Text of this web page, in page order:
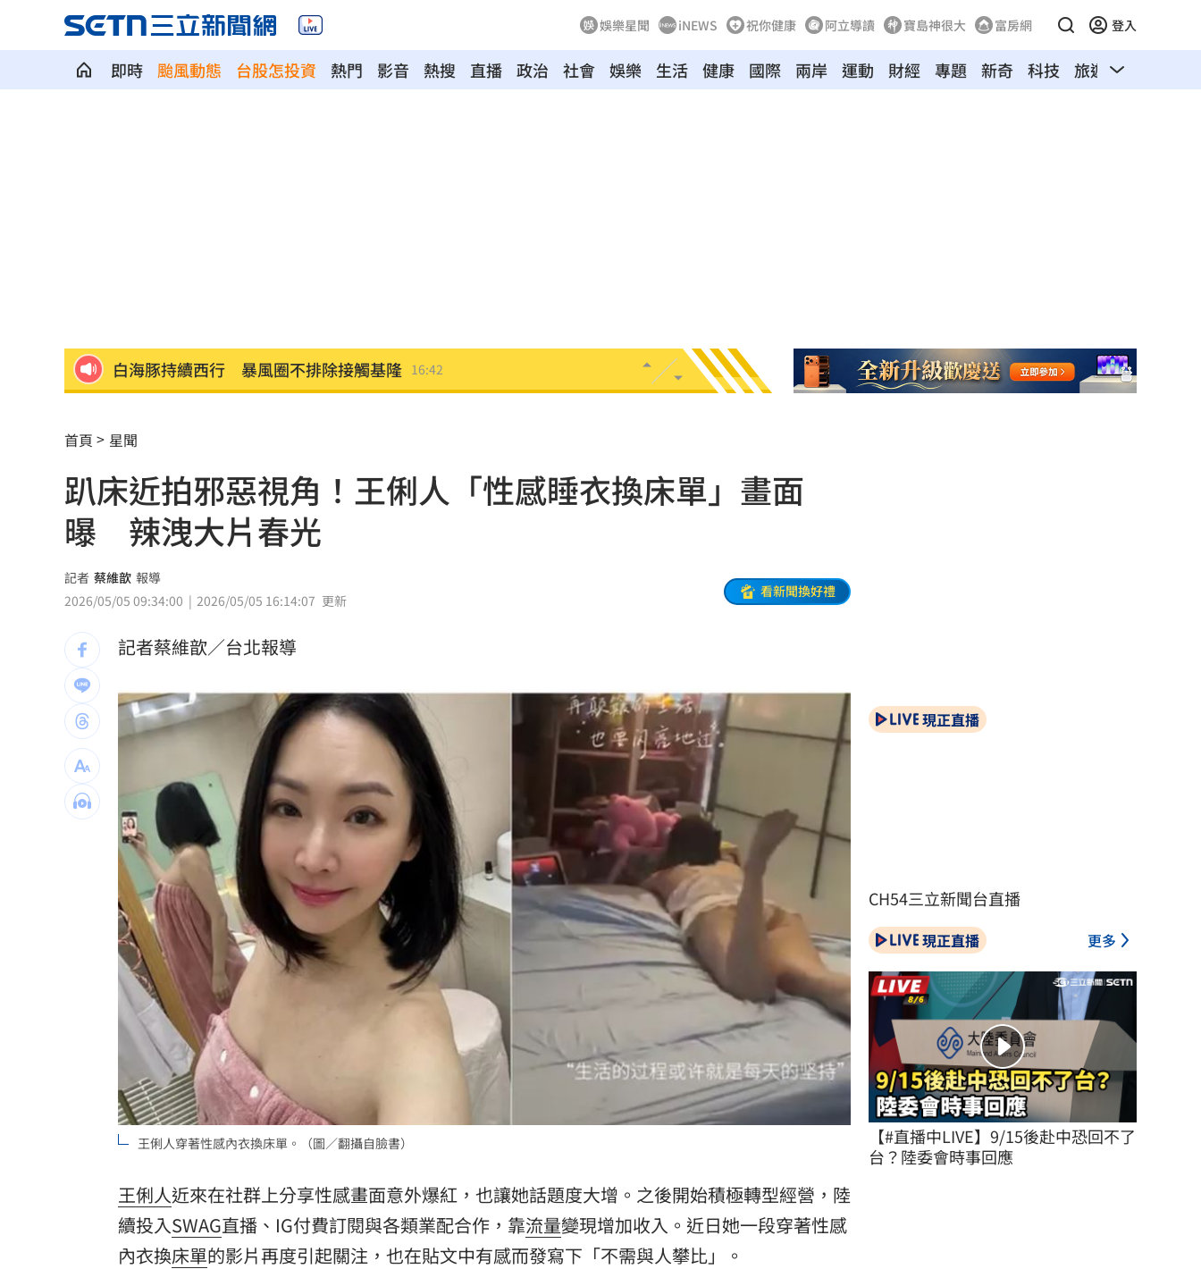
娛樂星聞 iNEWS 祝你健康 阿立導讀 寶島神很大 富房網 登入
即時 颱風動態 台股怎投資 熱門 影音 熱搜 直播 政治 社會 娛樂 生活 健康 國際 兩岸 運動 財經 專題 新奇 科技 旅遊 汽車
AIRism不涼不是錯覺！店員看1數字揭真相 16:41
新／注意！這家汽車零件股 1830召開重訊
高市熊本勘災片「有鋼琴BGM」挨轟不恰當 16:35
爸氣吃雞！走進超商開吃巨厚雞排 8塊桶雞
不只OpenAI！Meta旗下模型也駭入其他公司
退出政壇求職…焦糖哥哥3輪面試沒錄取
剛分手李鍾碩 IU用前男友歌曲掀熱議
何志偉喊莫忘世上苦人多 韓國瑜脫口這句 16:30
紙鈔走入歷史？印度推塑膠鈔票防偽防水 16:29
《同伊》女星要嫁了 曝9月嫁企業家男友 16:28
台大醫研究瘦瘦針：13種癌症風險下降41% 16:27
徐乃麟玩安全之吻「戳洞狂親」！對方求饒 16:26
對熟睡女室友襲胸摸臀 噁男辯兩人是同居 16:26
台灣彩券開獎直播中 20:31
LIVE三立+24小時直播
三立iNEWS新聞台線上直播
市場到酒場料理！可果美蕃茄醬創無限可能
父親節送會拉筋的按摩椅 爸爸「筋歡喜」
油品食安事件引關注 挑選保健食品要注意
罕病博士彭士齊 輪椅上的生命覺醒！ 11:00
酷澎「爸氣父親節」國際官方品牌齊聚 11:00
首頁 星聞
趴床近拍邪惡視角！王俐人「性感睡衣換床單」畫面
曝 辣洩大片春光
記者 蔡維歆 報導
2026/05/05 09:34:00
2026/05/05 16:14:07 更新
看新聞換好禮
記者蔡維歆／台北報導
王俐人穿著性感內衣換床單。（圖／翻攝自臉書）
王俐人近來在社群上分享性感畫面意外爆紅，也讓她話題度大增。之後開始積極轉型經營，陸
續投入SWAG直播、IG付費訂閱與各類業配合作，靠流量變現增加收入。近日她一段穿著性感
內衣換床單的影片再度引起關注，也在貼文中有感而發寫下「不需與人攀比」。
現正直播
CH54三立新聞台直播
現正直播 更多
【#直播中LIVE】9/15後赴中恐回不了
台？陸委會時事回應